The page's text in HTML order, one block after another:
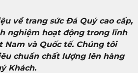
về trang sức Đá Quý cao cấp,
nghiệm hoạt động trong lĩnh
Nam và Quốc tế. Chúng tôi
chuẩn chất lượng lên hàng
Khách.